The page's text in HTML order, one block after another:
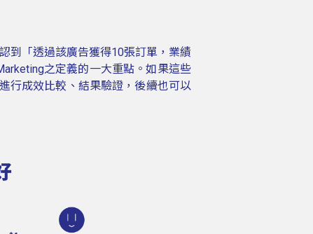
到「透過該廣告獲得10張訂單，業績
之定義的一大重點。如果這些
行成效比較、結果驗證，後續也可以